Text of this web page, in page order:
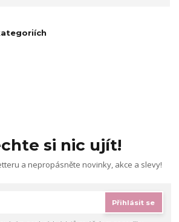
si nic ujít!
a nepropásněte novinky, akce a slevy!
Přihlásit se